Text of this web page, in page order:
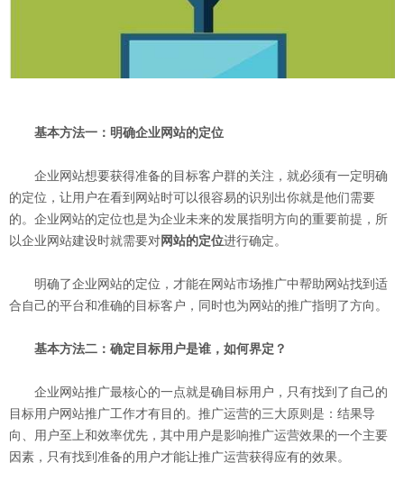
基本方法一：明确企业网站的定位
企业网站想要获得准备的目标客户群的关注，就必须有一定明确
的定位，让用户在看到网站时可以很容易的识别出你就是他们需要
的。企业网站的定位也是为企业未来的发展指明方向的重要前提，所
以企业网站建设时就需要对网站的定位进行确定。
明确了企业网站的定位，才能在网站市场推广中帮助网站找到适
合自己的平台和准确的目标客户，同时也为网站的推广指明了方向。
基本方法二：确定目标用户是谁，如何界定？
企业网站推广最核心的一点就是确目标用户，只有找到了自己的
目标用户网站推广工作才有目的。推广运营的三大原则是：结果导
向、用户至上和效率优先，其中用户是影响推广运营效果的一个主要
因素，只有找到准备的用户才能让推广运营获得应有的效果。